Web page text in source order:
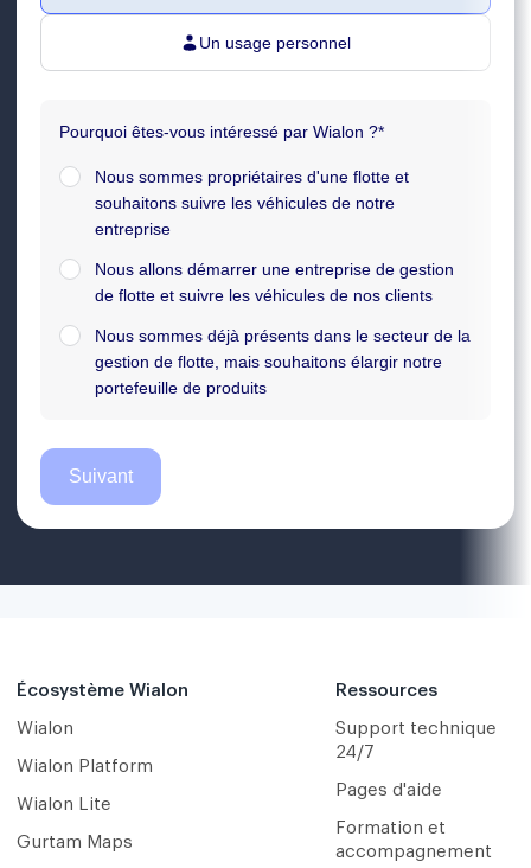
Écosystème Wialon
Wialon
Wialon Platform
Wialon Lite
Gurtam Maps
Ressources
Support technique
24/7
Pages d'aide
Formation et
accompagnement